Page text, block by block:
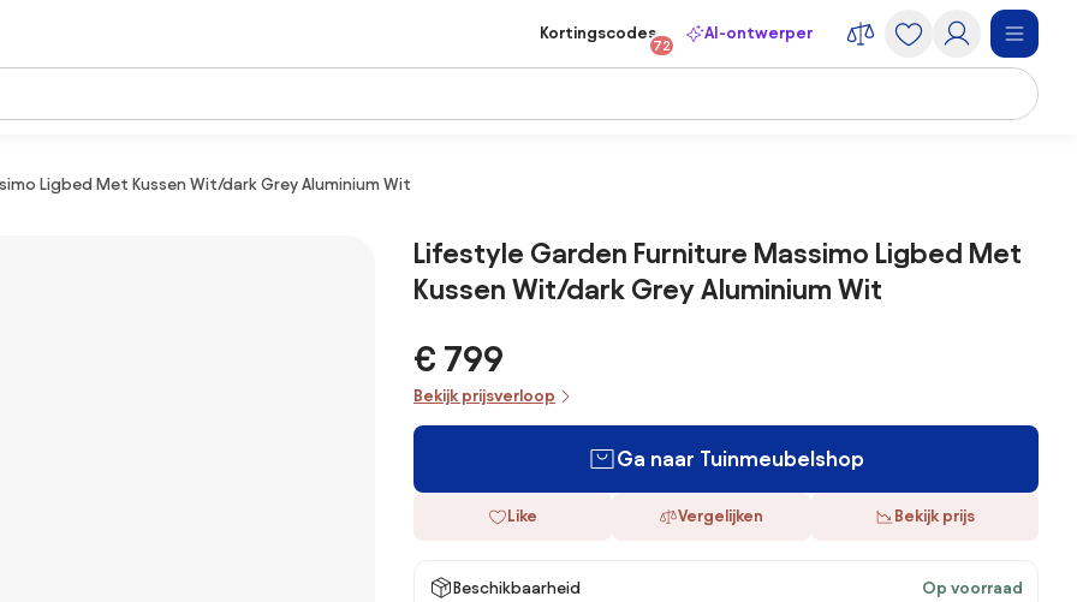
Kortingscodes
72
AI-ontwerper
Ligbed Met Kussen Wit/dark Grey Aluminium Wit
Lifestyle Garden Furniture Massimo Ligbed Met
Kussen Wit/dark Grey Aluminium Wit
€ 799
Bekijk prijsverloop
Ga naar Tuinmeubelshop
Like Vergelijken Bekijk prijs
Beschikbaarheid Op voorraad